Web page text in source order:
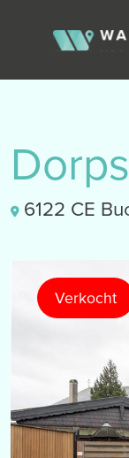
6122 CE
Verkocht